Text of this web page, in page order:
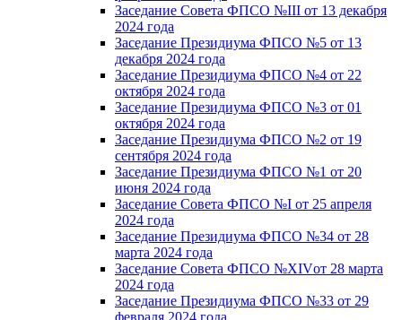
Заседание Совета ФПСО №III от 13 декабря
2024 года
Заседание Президиума ФПСО №5 от 13
декабря 2024 года
Заседание Президиума ФПСО №4 от 22
октября 2024 года
Заседание Президиума ФПСО №3 от 01
октября 2024 года
Заседание Президиума ФПСО №2 от 19
сентября 2024 года
Заседание Президиума ФПСО №1 от 20
июня 2024 года
Заседание Совета ФПСО №I от 25 апреля
2024 года
Заседание Президиума ФПСО №34 от 28
марта 2024 года
Заседание Совета ФПСО №XIVот 28 марта
2024 года
Заседание Президиума ФПСО №33 от 29
февраля 2024 года